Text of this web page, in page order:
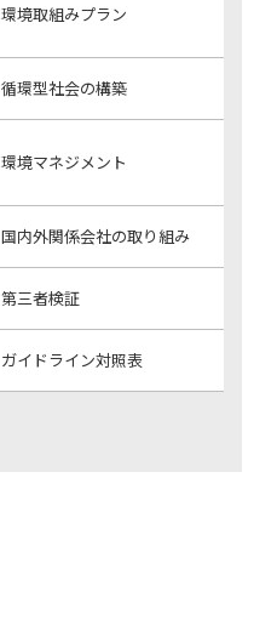
環境取組みプラン
循環型社会の構築
環境マネジメント
国内外関係会社の取り組み
第三者検証
ガイドライン対照表